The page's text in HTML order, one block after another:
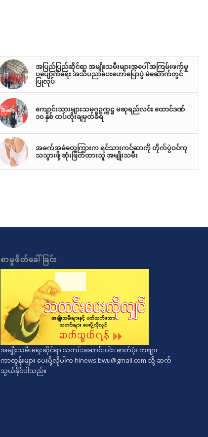
အပြည်ပြည်ဆိုင်ရာ အမျိုးသမီးများအပေါ် အကြမ်းဖက်မှု
ပပျောက်ရေး အသိပညာပေးဟောပြောပွဲ မဲဆောက်တွင်
ပြုလုပ်
ကျောင်းသားများသမဂ္ဂဥက္ကဋ္ဌ မဆုရည်လင်း ထောင်ဒဏ်
၁၀ နှစ် ထပ်တိုးချမှတ်ခံရ
အခက်အခဲတွေကြားက ရင်သားကင်ဆာကို တိုက်ပွဲဝင်ကု
သသွားဖို့ ဆုံးဖြတ်ထားသူ အမျိုးသမီး
စာမူဖိတ်ခေါ်ခြင်း
အမျိုးသမီးရေးဆိုင်ရာ သတင်းဆောင်းပါး၊ ဓာတ်ပုံ၊ ကဗျာ၊
ကာတွန်းများ ပေးပို့လိုပါက hinews.bwu@gmail.com သို့ ဆက်
သွယ်နိုင်ပါသည်။